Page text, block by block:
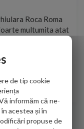
Roca Roma
multumita atat
in obtinerea
de tip cookie
informăm că ne-
acestea și în
propuse de